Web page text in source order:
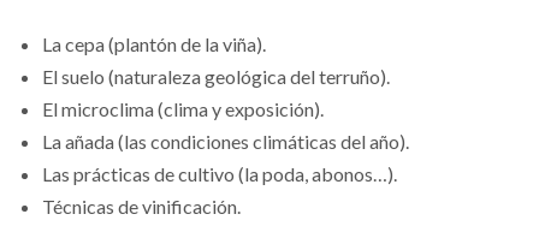
La cepa (plantón de la viña).
El suelo (naturaleza geológica del terruño).
El microclima (clima y exposición).
La añada (las condiciones climáticas del año).
Las prácticas de cultivo (la poda, abonos…).
Técnicas de vinificación.